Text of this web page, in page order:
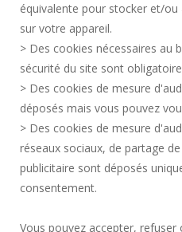
MENTIONS LÉGALES
CRÉDITS
ESPACE PRESSE
SERVICES PUBLICS +
CONTACTS
équivalente pour stocker et/
sur votre appareil.
> Des cookies nécessaires au
sécurité du site sont
> Des cookies de mesure
déposés mais vous pouvez
> Des cookies de mesure
réseaux sociaux, de partage
publicitaire sont déposés
consentement.
Vous pouvez accepter,